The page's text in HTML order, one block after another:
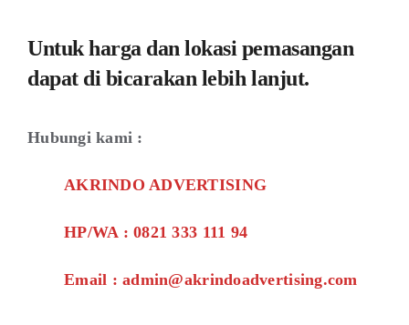
Untuk harga dan lokasi pemasangan
dapat di bicarakan lebih lanjut.
Hubungi kami :
AKRINDO ADVERTISING
HP/WA : 0821 333 111 94
Email : admin@akrindoadvertising.com